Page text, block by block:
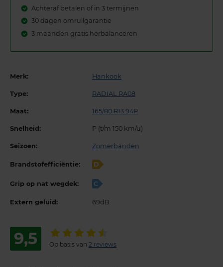
Achteraf betalen of in 3 termijnen
30 dagen omruilgarantie
3 maanden gratis herbalanceren
Merk: Hankook
Type: RADIAL RA08
Maat: 165/80 R13 94P
Snelheid: P (t/m 150 km/u)
Seizoen: Zomerbanden
Brandstofefficiëntie: D
Grip op nat wegdek: C
Extern geluid: 69dB
9,5 Op basis van 2 reviews